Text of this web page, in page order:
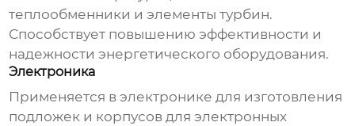
теплообменники и элементы турбин.
Способствует повышению эффективности и
надежности энергетического оборудования.
Электроника
Применяется в электронике для изготовления
подложек и корпусов для электронных